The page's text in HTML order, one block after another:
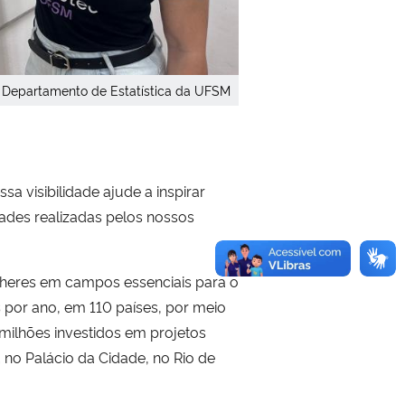
de Estatística da UFSM
visibilidade ajude a inspirar
realizadas pelos nossos
em campos essenciais para o
ano, em 110 países, por meio
investidos em projetos
Palácio da Cidade, no Rio de